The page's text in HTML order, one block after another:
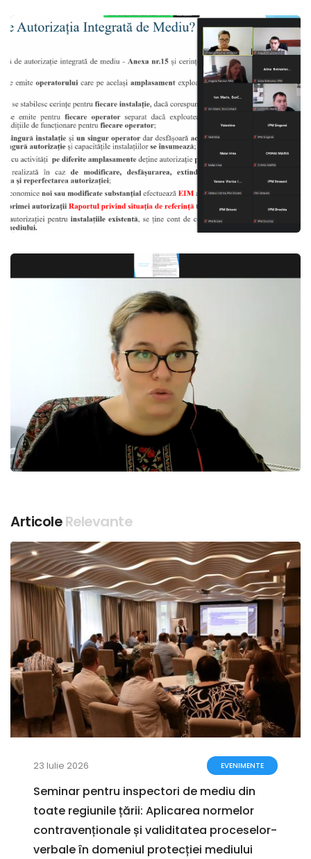
ArticoleRelevante
23 Iulie 2026 EVENIMENTE
Seminar pentru inspectori de mediu din
toate regiunile țării: Aplicarea normelor
contravenționale și validitatea proceselor-
verbale în domeniul protecției mediului